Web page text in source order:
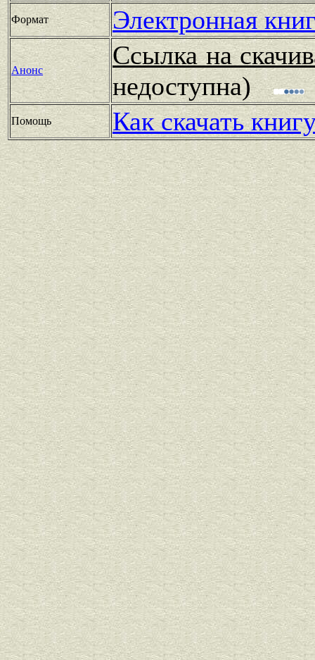
Формат Электронная
Анонс
Ссылка на
недоступна)
Помощь Как скачать